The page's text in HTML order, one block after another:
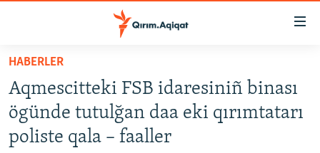
Esas
qaytmaq
Baş
navigatsiyağa
qaytmaq
SİYASET
İQTİSADİYAT
HABERLER
Aqmescitteki FSB idaresiniñ binası
ögünde tutulğan daa eki qırımtatarı
poliste qala – faaller